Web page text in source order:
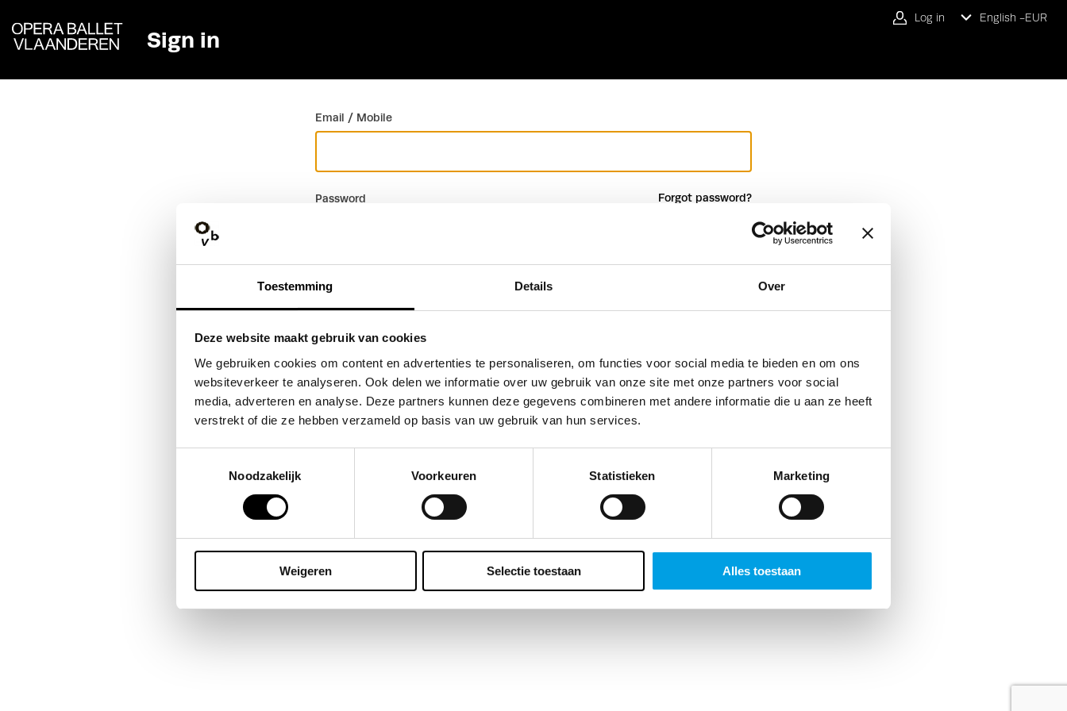
Toestemming Details Over
Deze website maakt gebruik van cookies
We gebruiken cookies om content en advertenties te personaliseren, om functies voor social media te bieden en om ons
websiteverkeer te analyseren. Ook delen we informatie over uw gebruik van onze site met onze partners voor social
media, adverteren en analyse. Deze partners kunnen deze gegevens combineren met andere informatie die u aan ze heeft
verstrekt of die ze hebben verzameld op basis van uw gebruik van hun services.
Noodzakelijk
Voorkeuren Statistieken Marketing
Weigeren Selectie toestaan Alles toestaan
Go back
Sign in
Log in English -EUR
Email / Mobile
Password Forgot password?
Beste klant, we vragen zo meteen naar je geboortedatum. Waarom? Enerzijds
omdat ons dat belangrijke inzichten geeft over de leeftijd van ons
publieksbestand maar er zit ook voor jou een bonus aan vast. Wat precies? Dat
blijft een verrassing voor je verjaardag. Vergeet het veld dus niet in te vullen.